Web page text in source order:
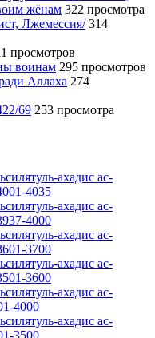
жёнам 322 просмотра
Лжемессия/ 314
просмотров
воинам 295 просмотров
Аллаха 274
69 253 просмотра
ахадис ас-
4035
ахадис ас-
4000
ахадис ас-
3700
ахадис ас-
3600
ахадис ас-
4000
ахадис ас-